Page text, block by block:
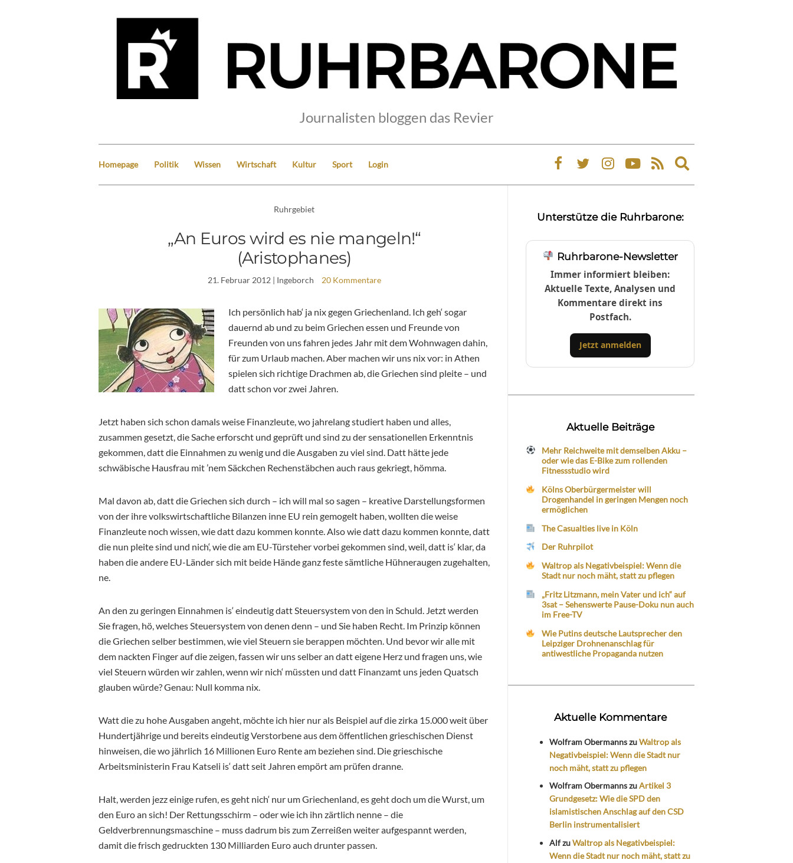
Journalisten bloggen das Revier
Homepage Politik Wissen Wirtschaft Kultur Sport Login
Expand
search
Ruhrgebiet
„An Euros wird es nie mangeln!“
(Aristophanes)
21. Februar 2012| Ingeborch 20 Kommentare
Ich persönlich hab‘ ja nix gegen Griechenland. Ich geh‘ sogar
dauernd ab und zu beim Griechen essen und Freunde von
Freunden von uns fahren jedes Jahr mit dem Wohnwagen dahin,
für zum Urlaub machen. Aber machen wir uns nix vor: in Athen
spielen sich richtige Drachmen ab, die Griechen sind pleite – und
datt schon vor zwei Jahren.
Jetzt haben sich schon damals weise Finanzleute, wo jahrelang studiert haben und alles,
zusammen gesetzt, die Sache erforscht und geprüft und sind zu der sensationellen Erkenntnis
gekommen, datt die Einnahmen zu wenig und die Ausgaben zu viel sind. Datt hätte jede
schwäbische Hausfrau mit ’nem Säckchen Rechenstäbchen auch raus gekriegt, hömma.
Mal davon ab, datt die Griechen sich durch – ich will mal so sagen – kreative Darstellungsformen
von der ihre volkswirtschaftliche Bilanzen inne EU rein gemogelt haben, wollten die weise
Finanzleute noch wissen, wie datt dazu kommen konnte. Also wie datt dazu kommen konnte, datt
die nun pleite sind und nich‘, wie die am EU-Türsteher vorbei gekommen sind, weil, datt is‘ klar, da
haben die andere EU-Länder sich mit beide Hände ganz feste sämtliche Hühneraugen zugehalten,
ne.
An den zu geringen Einnahmen is‘ eindeutig datt Steuersystem von den in Schuld. Jetzt werden
Sie fragen, hö, welches Steuersystem von denen denn – und Sie haben Recht. Im Prinzip können
die Griechen selber bestimmen, wie viel Steuern sie berappen möchten. Und bevor wir alle mit
dem nackten Finger auf die zeigen, fassen wir uns selber an datt eigene Herz und fragen uns, wie
viel Steuern würden wir zahlen, wenn wir nich‘ müssten und datt Finanzamt uns jeden Quatsch
glauben würde? Genau: Null komma nix.
Watt die zu hohe Ausgaben angeht, möchte ich hier nur als Beispiel auf die zirka 15.000 weit über
Hundertjährige und bereits eindeutig Verstorbene aus dem öffentlichen grieschischen Dienst
hinweisen, die wo jährlich 16 Millionen Euro Rente am beziehen sind. Die grieschische
Arbeitsministerin Frau Katseli is‘ datt seit Jahren empört am prüfen dranne.
Halt, werden jezz einige rufen, es geht nich‘ nur um Griechenland, es geht doch um die Wurst, um
den Euro an sich! Der Rettungsschirm – oder wie ich ihn zärtlich nenne – die
Geldverbrennungsmaschine – muss dadrum bis zum Zerreißen weiter aufgespannt werden,
damit die frisch gedruckten 130 Milliarden Euro auch drunter passen.
Unterstütze die Ruhrbarone:
Ruhrbarone-Newsletter
Immer informiert bleiben:
Aktuelle Texte, Analysen und
Kommentare direkt ins
Postfach.
Jetzt anmelden
Aktuelle Beiträge
Mehr Reichweite mit demselben Akku –
oder wie das E-Bike zum rollenden
Fitnessstudio wird
Kölns Oberbürgermeister will
Drogenhandel in geringen Mengen noch
ermöglichen
The Casualties live in Köln
Der Ruhrpilot
Waltrop als Negativbeispiel: Wenn die
Stadt nur noch mäht, statt zu pflegen
„Fritz Litzmann, mein Vater und ich“ auf
3sat – Sehenswerte Pause-Doku nun auch
im Free-TV
Wie Putins deutsche Lautsprecher den
Leipziger Drohnenanschlag für
antiwestliche Propaganda nutzen
Aktuelle Kommentare
Wolfram ObermannszuWaltrop als
Negativbeispiel: Wenn die Stadt nur
noch mäht, statt zu pflegen
Wolfram ObermannszuArtikel 3
Grundgesetz: Wie die SPD den
islamistischen Anschlag auf den CSD
Berlin instrumentalisiert
AlfzuWaltrop als Negativbeispiel:
Wenn die Stadt nur noch mäht, statt zu